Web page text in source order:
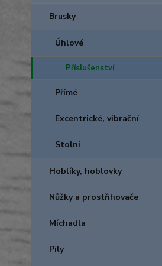
Brusky
Úhlové
Příslušenství
Přímé
Excentrické, vibrační
Stolní
Hoblíky, hoblovky
Nůžky a prostřihovače
Míchadla
Pily